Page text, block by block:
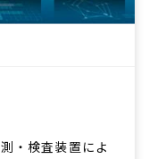
・検査装置によ